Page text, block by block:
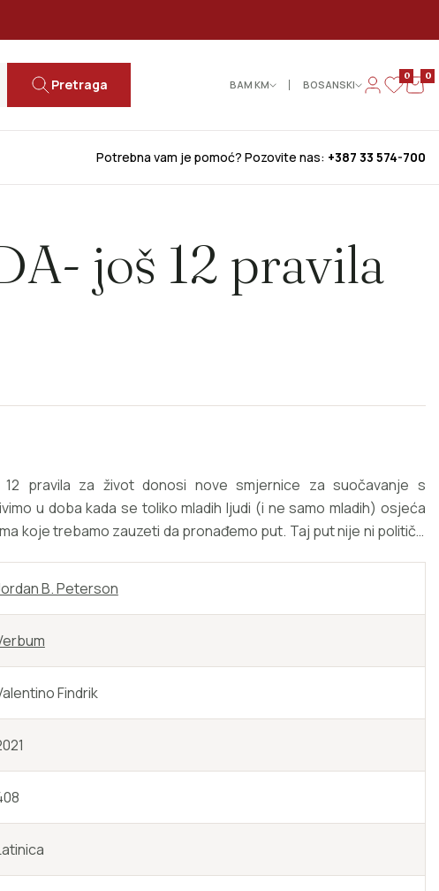
Pretraga BAM КМ BOSANSKI
0 0
Potrebna vam je pomoć? Pozovite nas: +387 33 574-700
još 12 pravila
12 pravila za život donosi nove smjernice za suočavanje s
u doba kada se toliko mladih ljudi (i ne samo mladih) osjeća
koje trebamo zauzeti da pronađemo put. Taj put nije ni politički
" DAVE RUBIN, voditelj emisije The Rubin Report i autor
ovoj mješavini tetošenja i optužaba u kojoj odrastaju. " DAVID
Jordan Peterson. " DOUGLAS MURRAY, autor knjige Ludilo
B. Peterson
Findrik